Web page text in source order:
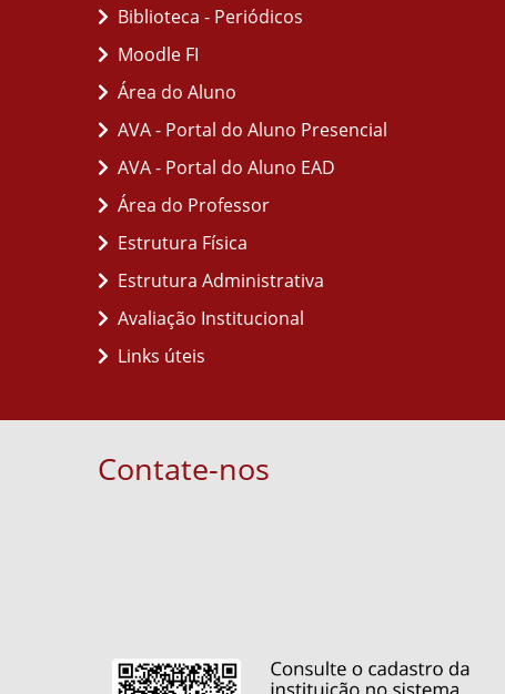
Biblioteca - Periódicos
Moodle FI
Área do Aluno
AVA - Portal do Aluno Presencial
AVA - Portal do Aluno EAD
Área do Professor
Estrutura Física
Estrutura Administrativa
Avaliação Institucional
Links úteis
Contate-nos